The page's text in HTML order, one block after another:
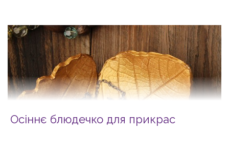
Осіннє блюдечко для прикрас